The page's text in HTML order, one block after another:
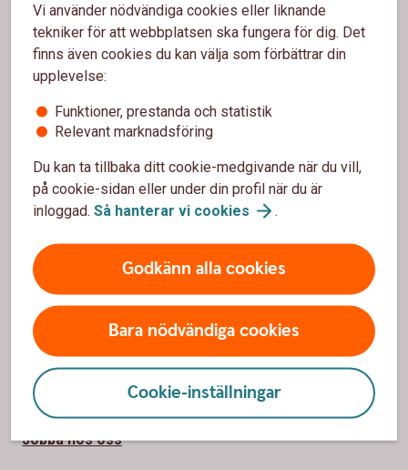
Vi använder nödvändiga cookies eller liknande
tekniker för att webbplatsen ska fungera för dig. Det
finns även cookies du kan välja som förbättrar din
upplevelse:
Funktioner, prestanda och statistik
Relevant marknadsföring
Du kan ta tillbaka ditt cookie-medgivande när du vill,
på cookie-sidan eller under din profil när du är
inloggad. Så hanterar vi cookies .
Godkänn alla cookies
Bara nödvändiga cookies
Cookie-inställningar
Sidfot
Hitta snabbt
Kontakta oss
Spärrhjälp
Priser, räntor och kurser
Om oss
Om Varbergs Sparbank
Hållbar utveckling
Samhällsengagemang
Press
Jobba hos oss